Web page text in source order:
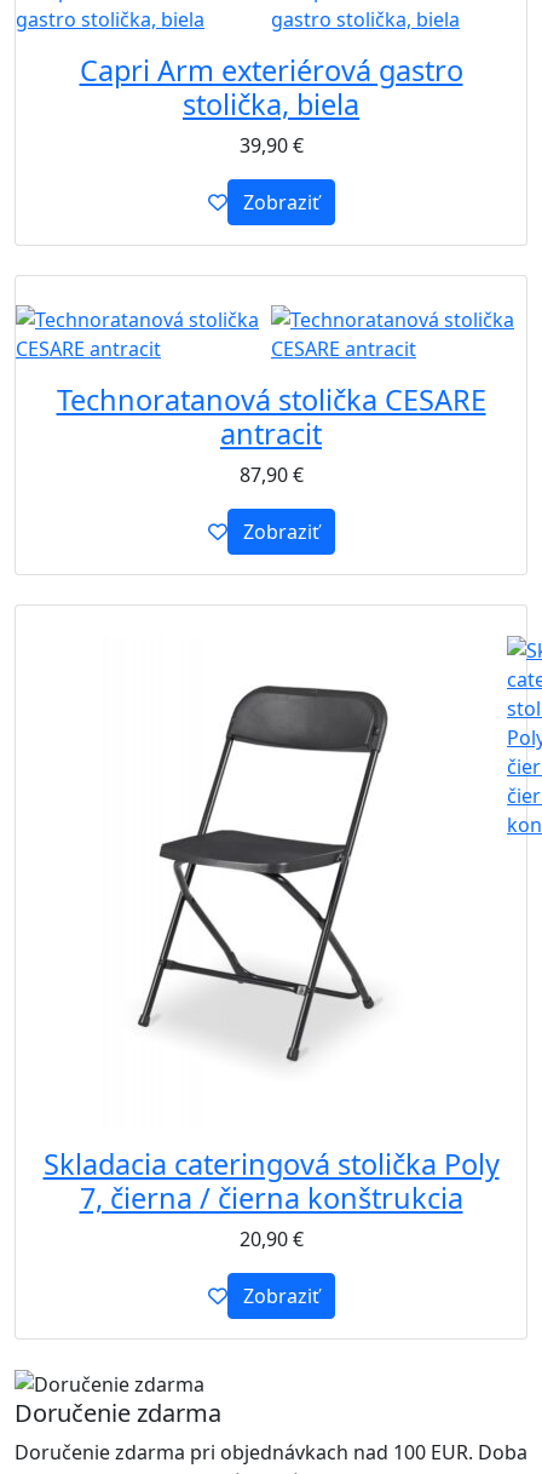
Capri Arm exteriérová gastro
stolička, biela
39,90€
Zobraziť
Technoratanová stolička CESARE
antracit
87,90€
Zobraziť
Skladacia cateringová stolička Poly
7, čierna / čierna konštrukcia
20,90€
Zobraziť
Doručenie zdarma
Doručenie zdarma pri objednávkach nad 100 EUR. Doba